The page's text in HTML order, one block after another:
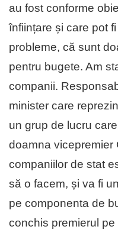
au fost conforme
înființare și care pot
probleme, că sunt
pentru bugete. Am
companii.
minister care
un grup de lucru
doamna vicepremier
companiilor de stat
să o facem, și va fi
pe componenta de
conchis premierul pe